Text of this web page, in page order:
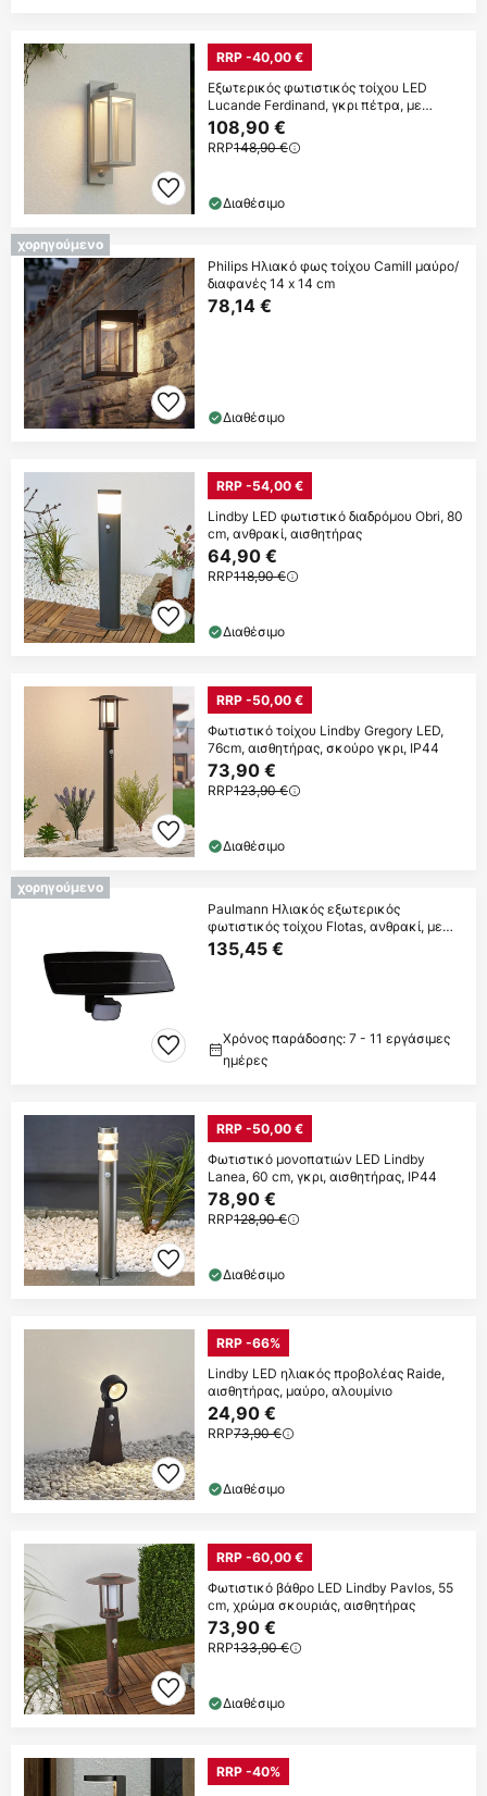
RRP -40,00 €
Εξωτερικός φωτιστικός τοίχου LED
Lucande Ferdinand, γκρι πέτρα, με
αισθητήρα
108,90 €
RRP148,90 €
Διαθέσιμο
χορηγούμενο
Philips Ηλιακό φως τοίχου Camill μαύρο/
διαφανές 14 x 14 cm
78,14 €
Διαθέσιμο
RRP -54,00 €
Lindby LED φωτιστικό διαδρόμου Obri, 80
cm, ανθρακί, αισθητήρας
64,90 €
RRP118,90 €
Διαθέσιμο
RRP -50,00 €
Φωτιστικό τοίχου Lindby Gregory LED,
76cm, αισθητήρας, σκούρο γκρι, IP44
73,90 €
RRP123,90 €
Διαθέσιμο
χορηγούμενο
Paulmann Ηλιακός εξωτερικός
φωτιστικός τοίχου Flotas, ανθρακί, με
αισθητήρα,
135,45 €
Χρόνος παράδοσης: 7 - 11 εργάσιμες
ημέρες
RRP -50,00 €
Φωτιστικό μονοπατιών LED Lindby
Lanea, 60 cm, γκρι, αισθητήρας, IP44
78,90 €
RRP128,90 €
Διαθέσιμο
RRP -66%
Lindby LED ηλιακός προβολέας Raide,
αισθητήρας, μαύρο, αλουμίνιο
24,90 €
RRP73,90 €
Διαθέσιμο
RRP -60,00 €
Φωτιστικό βάθρο LED Lindby Pavlos, 55
cm, χρώμα σκουριάς, αισθητήρας
73,90 €
RRP133,90 €
Διαθέσιμο
RRP -40%